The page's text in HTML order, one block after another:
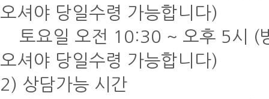
오셔야 당일수령 가능합니다)
토요일 오전 10:30 ~ 오후 5시 (
오셔야 당일수령 가능합니다)
2) 상담가능 시간